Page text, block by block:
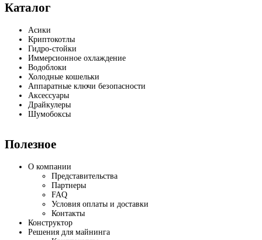
Каталог
Асики
Криптокотлы
Гидро-стойки
Иммерсионное охлаждение
Водоблоки
Холодные кошельки
Аппаратные ключи безопасности
Аксессуары
Драйкулеры
Шумобоксы
Полезное
О компании
Представительства
Партнеры
FAQ
Условия оплаты и доставки
Контакты
Конструктор
Решения для майнинга